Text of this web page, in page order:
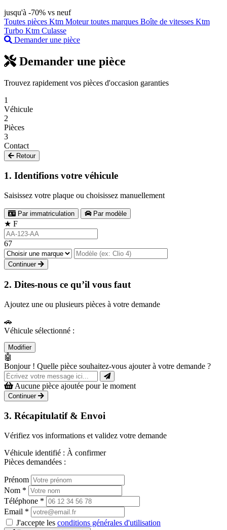
jusqu'à -70% vs neuf
Toutes pièces Ktm Moteur toutes marques Boîte de vitesses Ktm
Turbo Ktm Culasse
Demander une pièce
Demander une pièce
Trouvez rapidement vos pièces d'occasion garanties
1
Véhicule
2
Pièces
3
Contact
Retour
1. Identifions votre véhicule
Saisissez votre plaque ou choisissez manuellement
Par immatriculation Par modèle
★ F
67
Continuer
2. Dites-nous ce qu’il vous faut
Ajoutez une ou plusieurs pièces à votre demande
🚗
Véhicule sélectionné :
Modifier
🤖
Bonjour ! Quelle pièce souhaitez-vous ajouter à votre demande ?
Aucune pièce ajoutée pour le moment
Continuer
3. Récapitulatif & Envoi
Vérifiez vos informations et validez votre demande
Véhicule identifié : À confirmer
Pièces demandées :
Prénom
Nom *
Téléphone *
Email *
J'accepte les conditions générales d'utilisation